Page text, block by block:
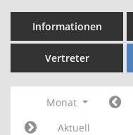
Informationen
Vertreter
Monat
Aktuell